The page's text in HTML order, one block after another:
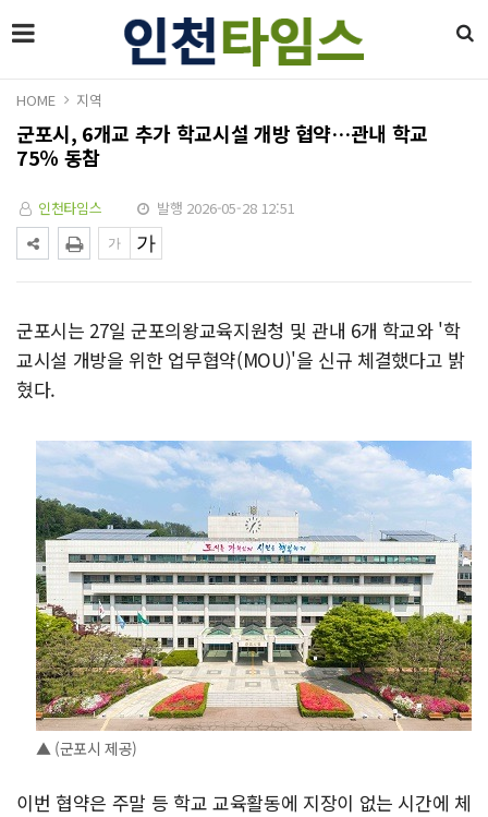
HOME 지역
군포시, 6개교 추가 학교시설 개방 협약…관내 학교
75％ 동참
인천타임스 발행 2026-05-28 12:51
군포시는 27일 군포의왕교육지원청 및 관내 6개 학교와 '학
교시설 개방을 위한 업무협약(MOU)'을 신규 체결했다고 밝
혔다.
▲ (군포시 제공)
이번 협약은 주말 등 학교 교육활동에 지장이 없는 시간에 체